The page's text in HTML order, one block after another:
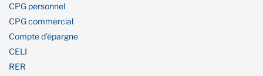
CPG personnel
CPG commercial
Compte d’épargne
CELI
RER